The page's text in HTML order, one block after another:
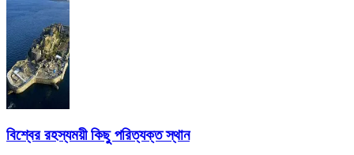
বিশ্বের রহস্যময়ী কিছু পরিত্যক্ত স্থান